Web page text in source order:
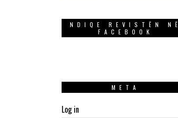
NDIQE REVISTËN NË
FACEBOOK
META
Log in